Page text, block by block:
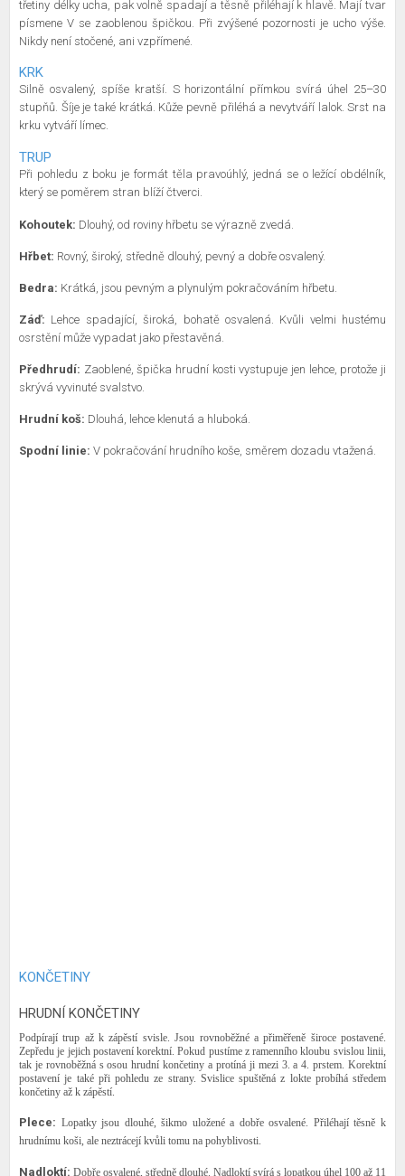
třetiny délky ucha, pak volně spadají a těsně přiléhají k hlavě. Mají tvar
písmene V se zaoblenou špičkou. Při zvýšené pozornosti je ucho výše.
Nikdy není stočené, ani vzpřímené.
KRK
Silně osvalený, spíše kratší. S horizontální přímkou svírá úhel 25–30
stupňů. Šíje je také krátká. Kůže pevně přiléhá a nevytváří lalok. Srst na
krku vytváří límec.
TRUP
Při pohledu z boku je formát těla pravoúhlý, jedná se o ležící obdélník,
který se poměrem stran blíží čtverci.
Kohoutek: Dlouhý, od roviny hřbetu se výrazně zvedá.
Hřbet: Rovný, široký, středně dlouhý, pevný a dobře osvalený.
Bedra: Krátká, jsou pevným a plynulým pokračováním hřbetu.
Záď: Lehce spadající, široká, bohatě osvalená. Kvůli velmi hustému
osrstění může vypadat jako přestavěná.
Předhrudí: Zaoblené, špička hrudní kosti vystupuje jen lehce, protože ji
skrývá vyvinuté svalstvo.
Hrudní koš: Dlouhá, lehce klenutá a hluboká.
Spodní linie: V pokračování hrudního koše, směrem dozadu vtažená.
KONČETINY
HRUDNÍ KONČETINY
Podpírají trup až k zápěstí svisle. Jsou rovnoběžné a přiměřeně široce postavené.
Zepředu je jejich postavení korektní. Pokud pustíme z ramenního kloubu svislou linii,
tak je rovnoběžná s osou hrudní končetiny a protíná ji mezi 3. a 4. prstem. Korektní
postavení je také při pohledu ze strany. Svislice spuštěná z lokte probíhá středem
končetiny až k zápěstí.
Plece: Lopatky jsou dlouhé, šikmo uložené a dobře osvalené. Přiléhají těsně k
hrudnímu koši, ale neztrácejí kvůli tomu na pohyblivosti.
Nadloktí: Dobře osvalené, středně dlouhé. Nadloktí svírá s lopatkou úhel 100 až 11